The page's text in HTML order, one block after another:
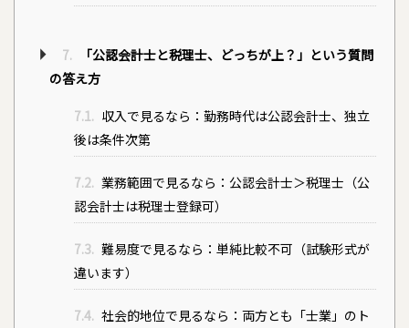
7.
「公認会計士と税理士、どっちが上？」という質問
の答え方
7.1. 収入で見るなら：勤務時代は公認会計士、独立
後は条件次第
7.2. 業務範囲で見るなら：公認会計士＞税理士（公
認会計士は税理士登録可）
7.3. 難易度で見るなら：単純比較不可（試験形式が
違います）
7.4. 社会的地位で見るなら：両方とも「士業」のト